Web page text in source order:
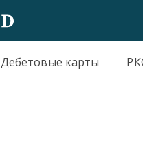
Дебетовые карты